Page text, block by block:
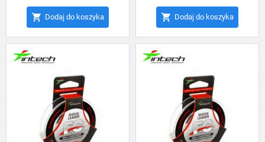
 Dodaj do koszyka  Dodaj do koszyka